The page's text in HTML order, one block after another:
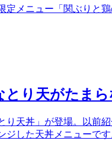
定メニュー「関ぶりと
とり天がたま
天丼」が登場。以前
した天丼メニューです